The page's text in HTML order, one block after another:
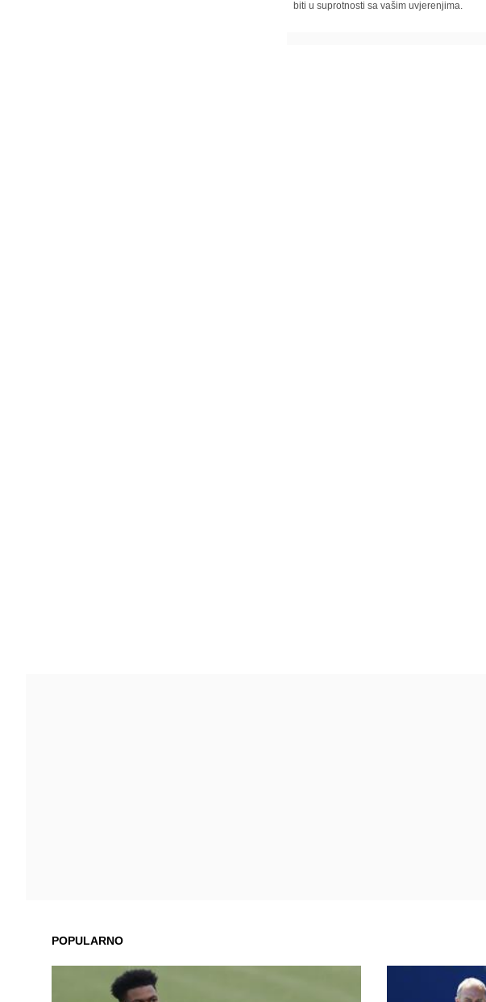
biti u suprotnosti sa vašim uvjerenjima.
POPULARNO